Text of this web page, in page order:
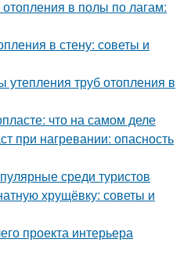
в полы по лагам:
в стену: советы и
труб отопления в
что на самом деле
при нагревании: опасность
среди туристов
хрущёвку: советы и
проекта интерьера